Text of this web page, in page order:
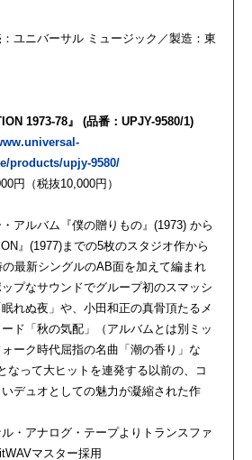
：ユニバーサル ミュージック／製造：東
1973-78』 (品番：UPJY-9580/1)
products/upjy-9580/
（税抜10,000円）
バム『僕の贈りもの』(1973) から
』(1977)までの5枚のスタジオ作から
最新シングルのAB面を加えて編まれ
プなサウンドでグループ初のスマッシ
れぬ夜」や、小田和正の真骨頂たるメ
ド「秋の気配」（アルバムとは別ミッ
ーク時代屈指の名曲「潮の香り」な
なって大ヒットを連発する以前の、コ
デュオとしての魅力が凝縮された作
・アナログ・テープよりトランスファ
マスター採用